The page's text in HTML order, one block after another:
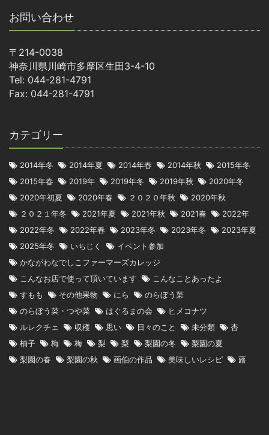
お問い合わせ
〒214-0038
神奈川県川崎市多摩区生田3-4-10
Tel: 044-281-4791
Fax: 044-281-4791
カテゴリー
2014年冬 2014年夏 2014年春 2014年秋
2015年冬
2015年春
2019年 2019年冬 2019年秋
2020年冬
2020年初夏
2020年春 ２０２０年秋
2020年秋
２０２１年冬
2021年夏 2021年秋 2021春
2022年
2022年冬
2022年春 2023年冬 2023年冬
2023年夏
2025年冬
いちじく
イベント参加
かながわなでしこファーマーズカレッジ
こんなお店で使って頂いています
こんなことあったよ
すもも
その他果物 にら
のらぼう菜
のらぼう菜・つや菜
はぐるまの会
ヒメコナツ
ルレクチェ
収穫 思い 日々のこと 未分類
杏
柚子
梅 梅 梨 梨 梨園の冬
梨園の夏
梨園の春
梨園の秋 画伯の作品 美味しいレシピ 蕗